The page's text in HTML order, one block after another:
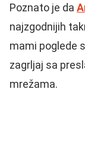
Poznato je da
najzgodnijih
mami poglede
zagrljaj sa
mrežama.